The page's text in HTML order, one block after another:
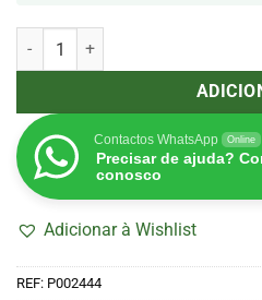
Quantidade de Filtro de Osmose
Contactos WhatsApp Online
Precisar de ajuda?
conosco
Adicionar à Wishlist
REF: P002444